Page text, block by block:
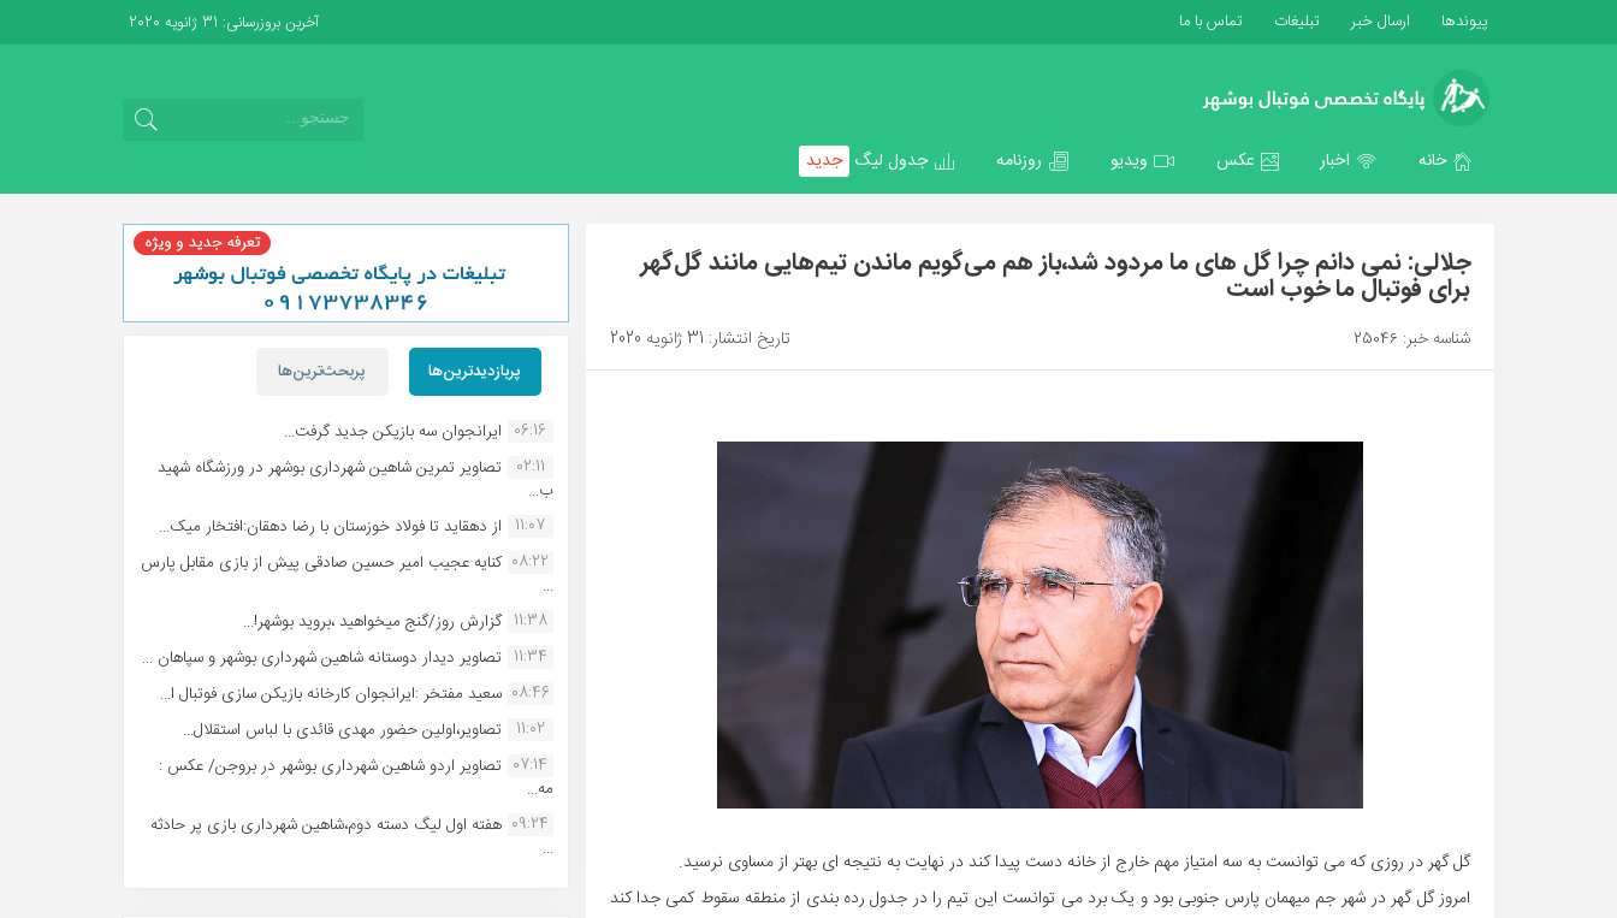
پیوندها ارسال خبر تبلیغات تماس با ما آخرین بروزرسانی: 31 ژانویه 2020
خانه اخبار عکس ویدیو روزنامه جدول لیگ جدید
جلالی: نمی دانم چرا گل های ما مردود شد،باز هم می‌گویم ماندن تیم‌هایی مانند گل‌گهر
برای فوتبال ما خوب است
شناسه خبر: 25046 تاریخ انتشار: 31 ژانویه 2020
گل گهر در روزی که می توانست به سه امتیاز مهم خارج از خانه دست پیدا کند در نهایت به نتیجه ای بهتر از مساوی نرسید.
امروز گل گهر در شهر جم میهمان پارس جنوبی بود و یک برد می توانست این تیم را در جدول رده بندی از منطقه سقوط کمی جدا کند
پربازدیدترین‌ها پربحث‌ترین‌ها
06:16 ایرانجوان سه بازیکن جدید گرفت...
02:11
تصاویر تمرین شاهین شهردارى بوشهر در ورزشگاه شهید
ب...
11:07 از دهقاید تا فولاد خوزستان با رضا دهقان:افتخار میک...
08:22 کنایه عجیب امیر حسین صادقی پیش از بازی مقابل پارس
...
11:38 گزارش روز/گنج میخواهید ،بروید بوشهر!...
11:34 تصاویر دیدار دوستانه شاهین شهردارى بوشهر و سپاهان ...
08:46 سعید مفتخر :ایرانجوان کارخانه بازیکن سازی فوتبال ا...
11:02
تصاویر،اولین حضور مهدی قائدی با لباس استقلال...
07:14 تصاویر اردو شاهین شهرداری بوشهر در بروجن/ عکس :
مه...
09:24 هفته اول لیگ دسته دوم،شاهین شهرداری بازی پر حادثه
...